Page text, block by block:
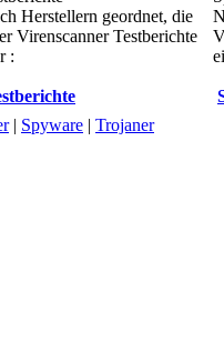
Herstellern geordnet, die
Virenscanner Testberichte
:
| Spyware | Trojaner